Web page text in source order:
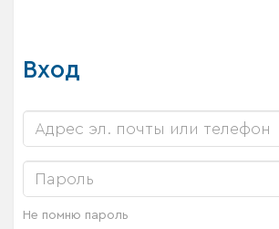
Вход
Не помню пароль